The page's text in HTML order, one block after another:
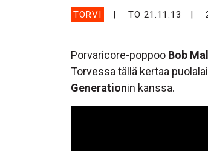
TORVI TO 21.11.13
Porvaricore-poppoo Bob
Torvessa tällä kertaa
Generationin kanssa.